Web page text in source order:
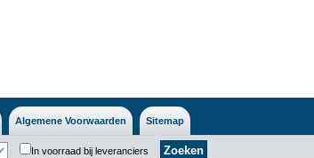
Algemene Voorwaarden Sitemap
In voorraad bij leveranciers